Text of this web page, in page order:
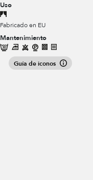
Uso
Fabricado en EU
Mantenimiento
Guía de iconos